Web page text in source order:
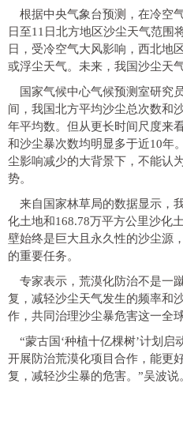
根据中央气象台预测，在冷空
日至11日北方地区沙尘天气范围
日，受冷空气大风影响，西北地
或浮尘天气。未来，我国沙尘天
国家气候中心气候预测室研究
间，我国北方平均沙尘总次数和
年平均数。但从更长时间尺度来
和沙尘暴次数均明显多于近10年
尘影响减少的大背景下，不能认
势。
来自国家林草局的数据显示，
化土地和168.78万平方公里沙化
壁始终是巨大且永久性的沙尘源
的重要任务。
专家表示，荒漠化防治不是一
复，减轻沙尘天气发生的频率和
作，共同治理沙尘暴危害这一全
“蒙古国‘种植十亿棵树’计划启
开展防治荒漠化项目合作，能更
复，减轻沙尘暴的危害。”吴波说